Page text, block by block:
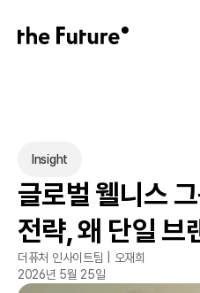
Insight
글로벌 웰니스
전략, 왜 단일 브
더퓨처 인사이트팀 | 오재희
2026년 5월 25일